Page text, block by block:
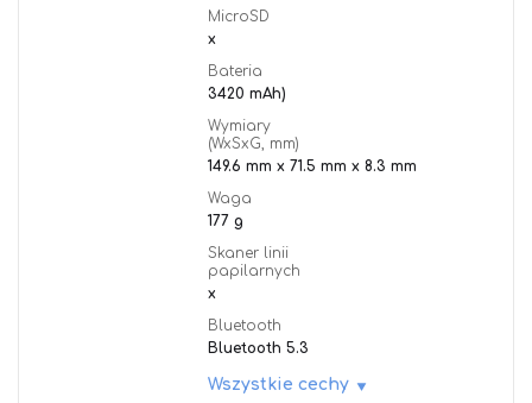
MicroSD
x
Bateria
3420 mAh)
Wymiary
(WxSxG, mm)
149.6 mm x 71.5 mm x 8.3 mm
Waga
177 g
Skaner linii
papilarnych
x
Bluetooth
Bluetooth 5.3
Wszystkie cechy